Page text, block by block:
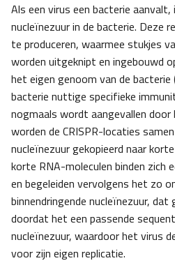
Als een virus een bacterie
nucleïnezuur in de bacterie. Deze
te produceren, waarmee stukjes
worden uitgeknipt en ingebouwd
het eigen genoom van de
bacterie nuttige specifieke
nogmaals wordt aangevallen
worden de CRISPR-locaties
nucleïnezuur gekopieerd naar
korte RNA-moleculen binden zich
en begeleiden vervolgens het zo
binnendringende nucleïnezuur,
doordat het een passende
nucleïnezuur, waardoor het virus
voor zijn eigen replicatie.